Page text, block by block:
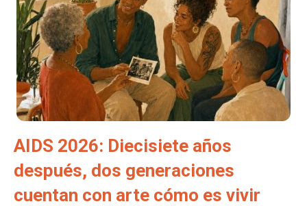
AIDS 2026: Diecisiete años
después, dos generaciones
cuentan con arte cómo es vivir